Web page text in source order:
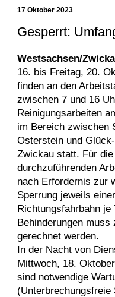
17 Oktober 2023
Gesperrt:
Westsachsen/
16. bis Freitag, 20.
finden an den
zwischen 7 und 16
Reinigungsarbeiten
im Bereich zwischen
Osterstein und
Zwickau statt. Für die
durchzuführenden
nach Erfordernis zur
Sperrung jeweils einer
Richtungsfahrbahn je
Behinderungen muss
gerechnet werden.
In der Nacht von
Mittwoch, 18.
sind notwendige